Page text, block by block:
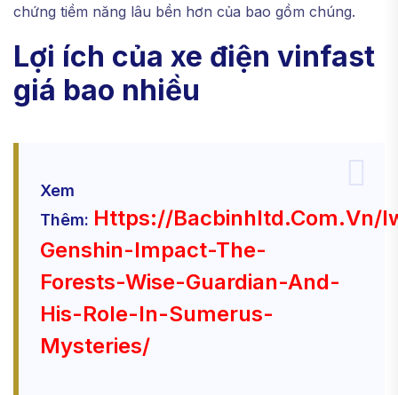
chứng tiềm năng lâu bền hơn của bao gồm chúng.
Lợi ích của xe điện vinfast
giá bao nhiều
Xem
Thêm: Https://bacbinhltd.com.vn/
Genshin-Impact-The-
Forests-Wise-Guardian-And-
His-Role-In-Sumerus-
Mysteries/